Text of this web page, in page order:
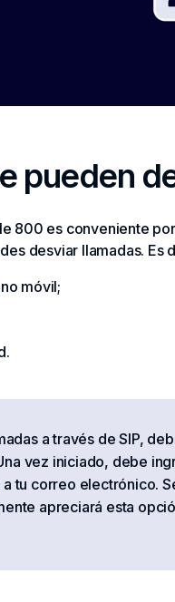
pueden
800 es conveniente
desviar llamadas. Es
móvil;
a través de SIP,
vez iniciado, debe
tu correo electrónico.
apreciará esta